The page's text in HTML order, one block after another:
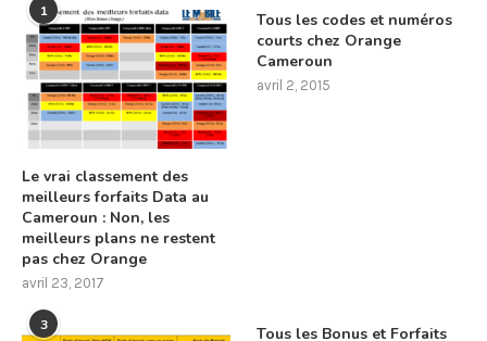
1
Le vrai classement des
meilleurs forfaits Data au
Cameroun : Non, les
meilleurs plans ne restent
pas chez Orange
avril 23, 2017
Tous les codes et numéros
courts chez Orange
Cameroun
avril 2, 2015
3
Tous les Bonus et Forfaits